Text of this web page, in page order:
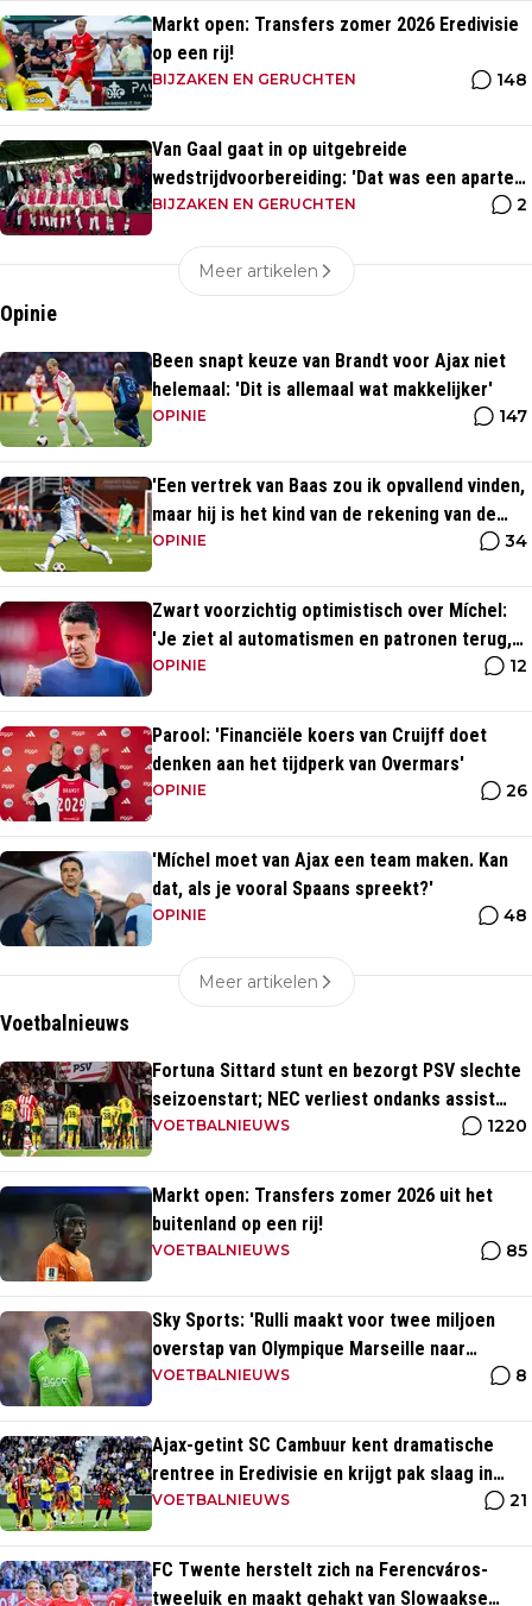
Markt open: Transfers zomer 2026 Eredivisie
op een rij!
BIJZAKEN EN GERUCHTEN 148
Van Gaal gaat in op uitgebreide
wedstrijdvoorbereiding: 'Dat was een aparte
discipline, een ritme'
BIJZAKEN EN GERUCHTEN 2
Meer artikelen
Opinie
Been snapt keuze van Brandt voor Ajax niet
helemaal: 'Dit is allemaal wat makkelijker'
OPINIE 147
'Een vertrek van Baas zou ik opvallend vinden,
maar hij is het kind van de rekening van de
komst van Blind'
OPINIE 34
Zwart voorzichtig optimistisch over Míchel:
'Je ziet al automatismen en patronen terug,
maar...'
OPINIE 12
Parool: 'Financiële koers van Cruijff doet
denken aan het tijdperk van Overmars'
OPINIE 26
'Míchel moet van Ajax een team maken. Kan
dat, als je vooral Spaans spreekt?'
OPINIE 48
Meer artikelen
Voetbalnieuws
Fortuna Sittard stunt en bezorgt PSV slechte
seizoenstart; NEC verliest ondanks assist
Tadic
VOETBALNIEUWS 1220
Markt open: Transfers zomer 2026 uit het
buitenland op een rij!
VOETBALNIEUWS 85
Sky Sports: 'Rulli maakt voor twee miljoen
overstap van Olympique Marseille naar
Manchester City'
VOETBALNIEUWS 8
Ajax-getint SC Cambuur kent dramatische
rentree in Eredivisie en krijgt pak slaag in
eigen huis
VOETBALNIEUWS 21
FC Twente herstelt zich na Ferencváros-
tweeluik en maakt gehakt van Slowaakse